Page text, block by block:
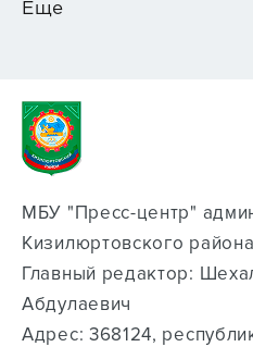
Еще
МБУ "Пресс-центр"
Кизилюртовского района
Главный редактор:
Абдулаевич
Адрес: 368124,